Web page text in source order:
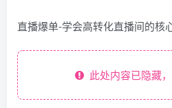
直播爆单-学会高转化直播间的核
此处内容已隐藏